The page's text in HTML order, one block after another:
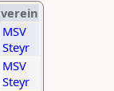
verein
MSV
Steyr
MSV
Steyr